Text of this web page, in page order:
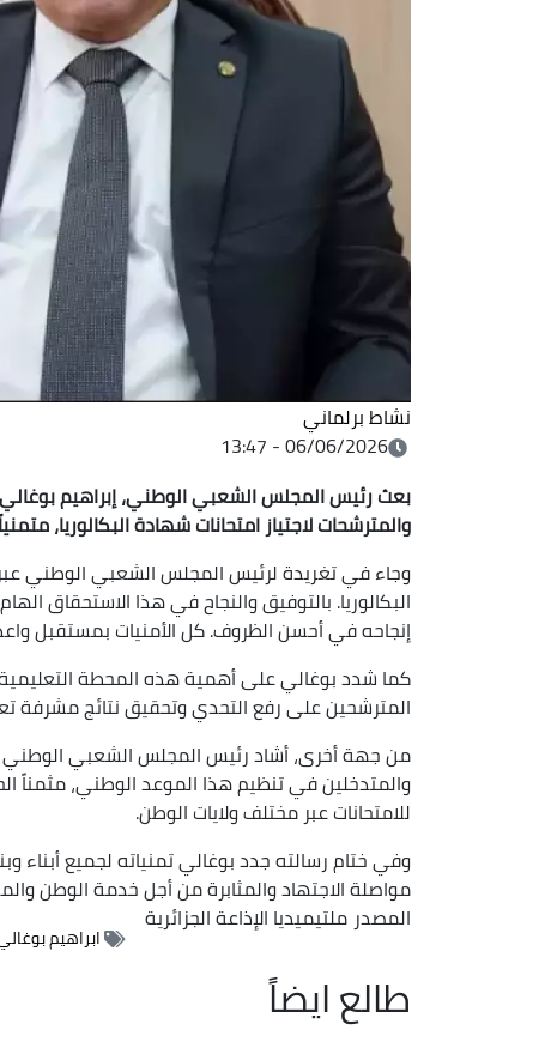
نشاط برلماني
06/06/2026 - 13:47
بعث رئيس المجلس الشعبي الوطني، إبراهيم
والمترشحات لاجتياز امتحانات شهادة البكالوريا،
وجاء في تغريدة لرئيس المجلس الشعبي الوطني
البكالوريا. بالتوفيق والنجاح في هذا الاستحقاق
إنجاحه في أحسن الظروف. كل الأمنيات بمستقبل واعد
كما شدد بوغالي على أهمية هذه المحطة
المترشحين على رفع التحدي وتحقيق نتائج
من جهة أخرى، أشاد رئيس المجلس الشعبي الوطني
والمتدخلين في تنظيم هذا الموعد الوطني، مثمناً
للامتحانات عبر مختلف ولايات الوطن.
وفي ختام رسالته جدد بوغالي تمنياته لجميع أبناء
مواصلة الاجتهاد والمثابرة من أجل خدمة الوطن
المصدر ملتيميديا الإذاعة الجزائرية
ابراهيم
طالع ايضاً